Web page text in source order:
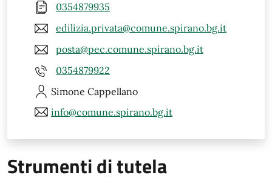
0354879935
edilizia.privata@comune.spirano.bg.it
posta@pec.comune.spirano.bg.it
0354879922
Simone Cappellano
info@comune.spirano.bg.it
Strumenti di tutela